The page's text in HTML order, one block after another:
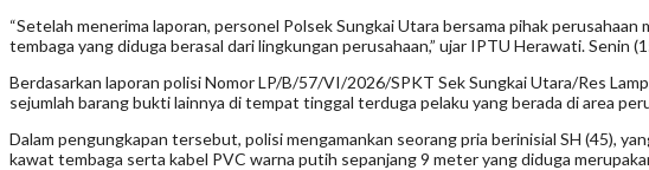
“Setelah menerima laporan, personel Polsek Sungkai Utara bersama pihak
tembaga yang diduga berasal dari lingkungan perusahaan,” ujar IPTU Herawati. Senin
Berdasarkan laporan polisi Nomor LP/B/57/VI/2026/SPKT Sek Sungkai Utara/Res
sejumlah barang bukti lainnya di tempat tinggal terduga pelaku yang berada di area
Dalam pengungkapan tersebut, polisi mengamankan seorang pria berinisial SH (45),
kawat tembaga serta kabel PVC warna putih sepanjang 9 meter yang diduga